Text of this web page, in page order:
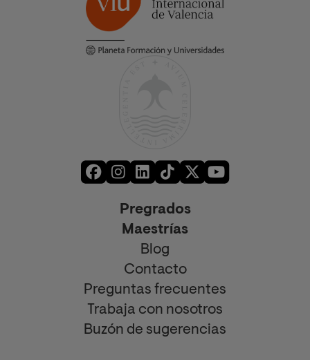
Pregrados
Maestrías
Blog
Contacto
Preguntas frecuentes
Trabaja con nosotros
Buzón de sugerencias